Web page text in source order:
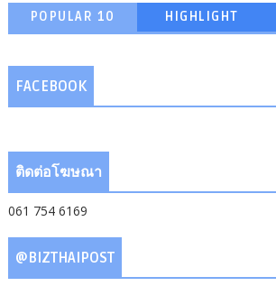
POPULAR 10 HIGHLIGHT
FACEBOOK
ติดต่อโฆษณา
061 754 6169
@BIZTHAIPOST